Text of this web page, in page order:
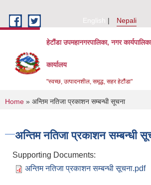
English
Nepali
हेटौंडा उपमहानगरपालिका, नगर
कार्यालय
"स्वच्छ, उत्पादनशील, समृद्ध, सहर हेटौंडा"
You are here
Home » अन्तिम नतिजा प्रकाशन सम्बन्धी सूचना
अन्तिम नतिजा प्रकाशन सम्बन्धी
Supporting Documents:
अन्तिम नतिजा प्रकाशन सम्बन्धी सूचना.pdf